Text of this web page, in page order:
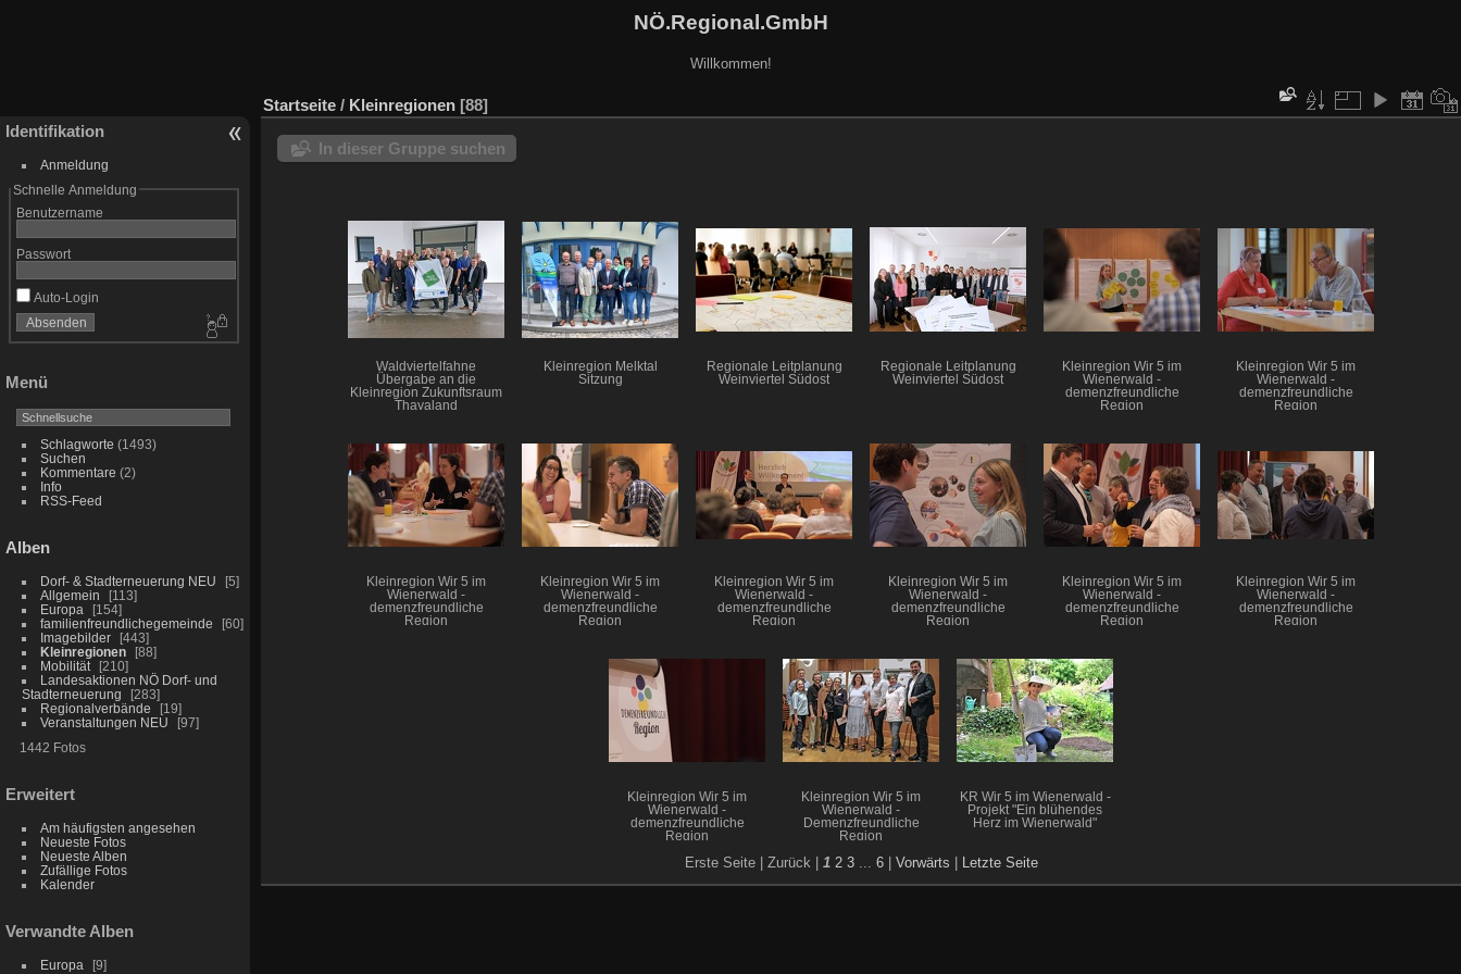
NÖ.Regional.GmbH
Willkommen!
Identifikation
Anmeldung
Schnelle Anmeldung
Benutzername
Passwort
Auto-Login
Menü
Schlagworte (1493)
Suchen
Kommentare (2)
Info
RSS-Feed
Alben
Dorf- & Stadterneuerung NEU
5
Allgemein
113
Europa
154
familienfreundlichegemeinde
60
Imagebilder
443
Kleinregionen
88
Mobilität
210
Landesaktionen NÖ Dorf- und
Stadterneuerung
283
Regionalverbände
19
Veranstaltungen NEU
97
1442 Fotos
Erweitert
Am häufigsten angesehen
Neueste Fotos
Neueste Alben
Zufällige Fotos
Kalender
Verwandte Alben
Europa
9
Startseite / Kleinregionen 88
In dieser Gruppe suchen
Waldviertelfahne
Übergabe an die
Kleinregion Zukunftsraum
Thayaland
Kleinregion Melktal
Sitzung
Regionale Leitplanung
Weinviertel Südost
Regionale Leitplanung
Weinviertel Südost
Kleinregion Wir 5 im
Wienerwald -
demenzfreundliche
Region
Kleinregion Wir 5 im
Wienerwald -
demenzfreundliche
Region
Kleinregion Wir 5 im
Wienerwald -
demenzfreundliche
Region
Kleinregion Wir 5 im
Wienerwald -
demenzfreundliche
Region
Kleinregion Wir 5 im
Wienerwald -
demenzfreundliche
Region
Kleinregion Wir 5 im
Wienerwald -
demenzfreundliche
Region
Kleinregion Wir 5 im
Wienerwald -
demenzfreundliche
Region
Kleinregion Wir 5 im
Wienerwald -
demenzfreundliche
Region
Kleinregion Wir 5 im
Wienerwald -
demenzfreundliche
Region
Kleinregion Wir 5 im
Wienerwald -
Demenzfreundliche
Region
KR Wir 5 im Wienerwald -
Projekt "Ein blühendes
Herz im Wienerwald"
Erste Seite | Zurück | 1 2 3... 6 Vorwärts Letzte Seite